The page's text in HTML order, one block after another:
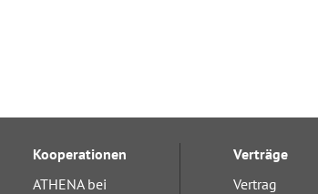
Kooperationen
ATHENA bei
Verträge
Vertrag